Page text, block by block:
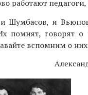
работают
Шумбасов, и
помнят, говорят
вспомним о